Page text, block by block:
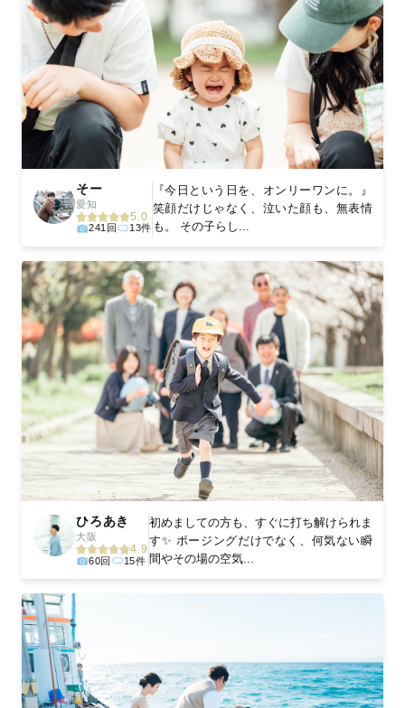
そー
愛知
5.0
241回 13件
『今日という日を、オンリーワンに。』
笑顔だけじゃなく、泣いた顔も、無表情
も。 その子らし...
ひろあき
大阪
4.9
60回 15件
初めましての方も、すぐに打ち解けられま
す✨ ポージングだけでなく、何気ない瞬
間やその場の空気...